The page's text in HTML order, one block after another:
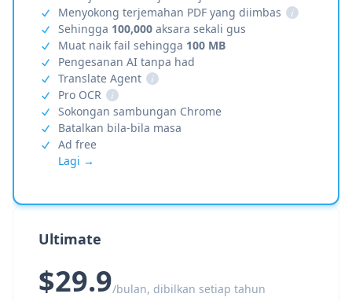
Menyokong terjemahan PDF yang diimbas
i
Sehingga 100,000 aksara sekali gus
Muat naik fail sehingga 100 MB
Pengesanan AI tanpa had
Translate Agent
i
Pro OCR
i
Sokongan sambungan Chrome
Batalkan bila-bila masa
Ad free
Lagi →
Ultimate
$29.9/bulan, dibilkan setiap tahun